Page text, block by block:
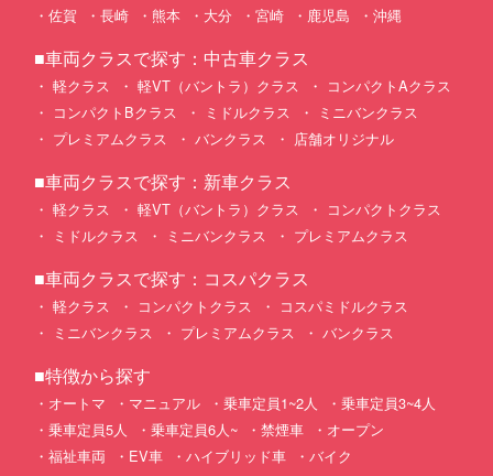
佐賀
長崎 熊本 大分 宮崎 鹿児島 沖縄
■車両クラスで探す：中古車クラス
軽クラス 軽VT（バントラ）クラス
コンパクトAクラス
コンパクトBクラス
ミドルクラス
ミニバンクラス
プレミアムクラス
バンクラス 店舗オリジナル
■車両クラスで探す：新車クラス
軽クラス 軽VT（バントラ）クラス
コンパクトクラス
ミドルクラス
ミニバンクラス プレミアムクラス
■車両クラスで探す：コスパクラス
軽クラス コンパクトクラス
コスパミドルクラス
ミニバンクラス
プレミアムクラス バンクラス
■特徴から探す
オートマ マニュアル 乗車定員1~2人
乗車定員3~4人
乗車定員5人
乗車定員6人~ 禁煙車
オープン
福祉車両
EV車 ハイブリッド車
バイク